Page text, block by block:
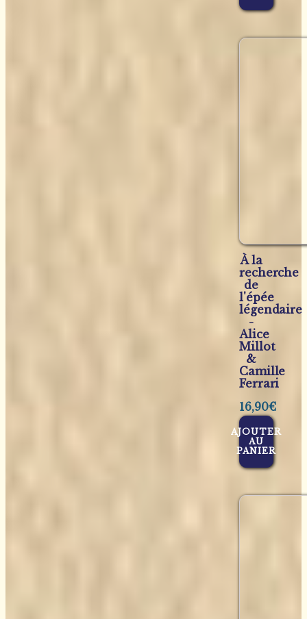
À la
recherche
de
l'épée
légendaire
-
Alice
Millot
&
Camille
Ferrari
16,90€
AJOUTER
AU
PANIER